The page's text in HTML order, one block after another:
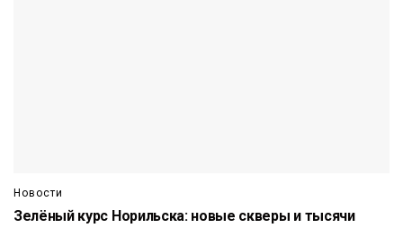
Новости
Зелёный курс Норильска: новые скверы и тысячи